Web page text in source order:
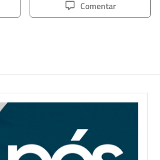
Comentar